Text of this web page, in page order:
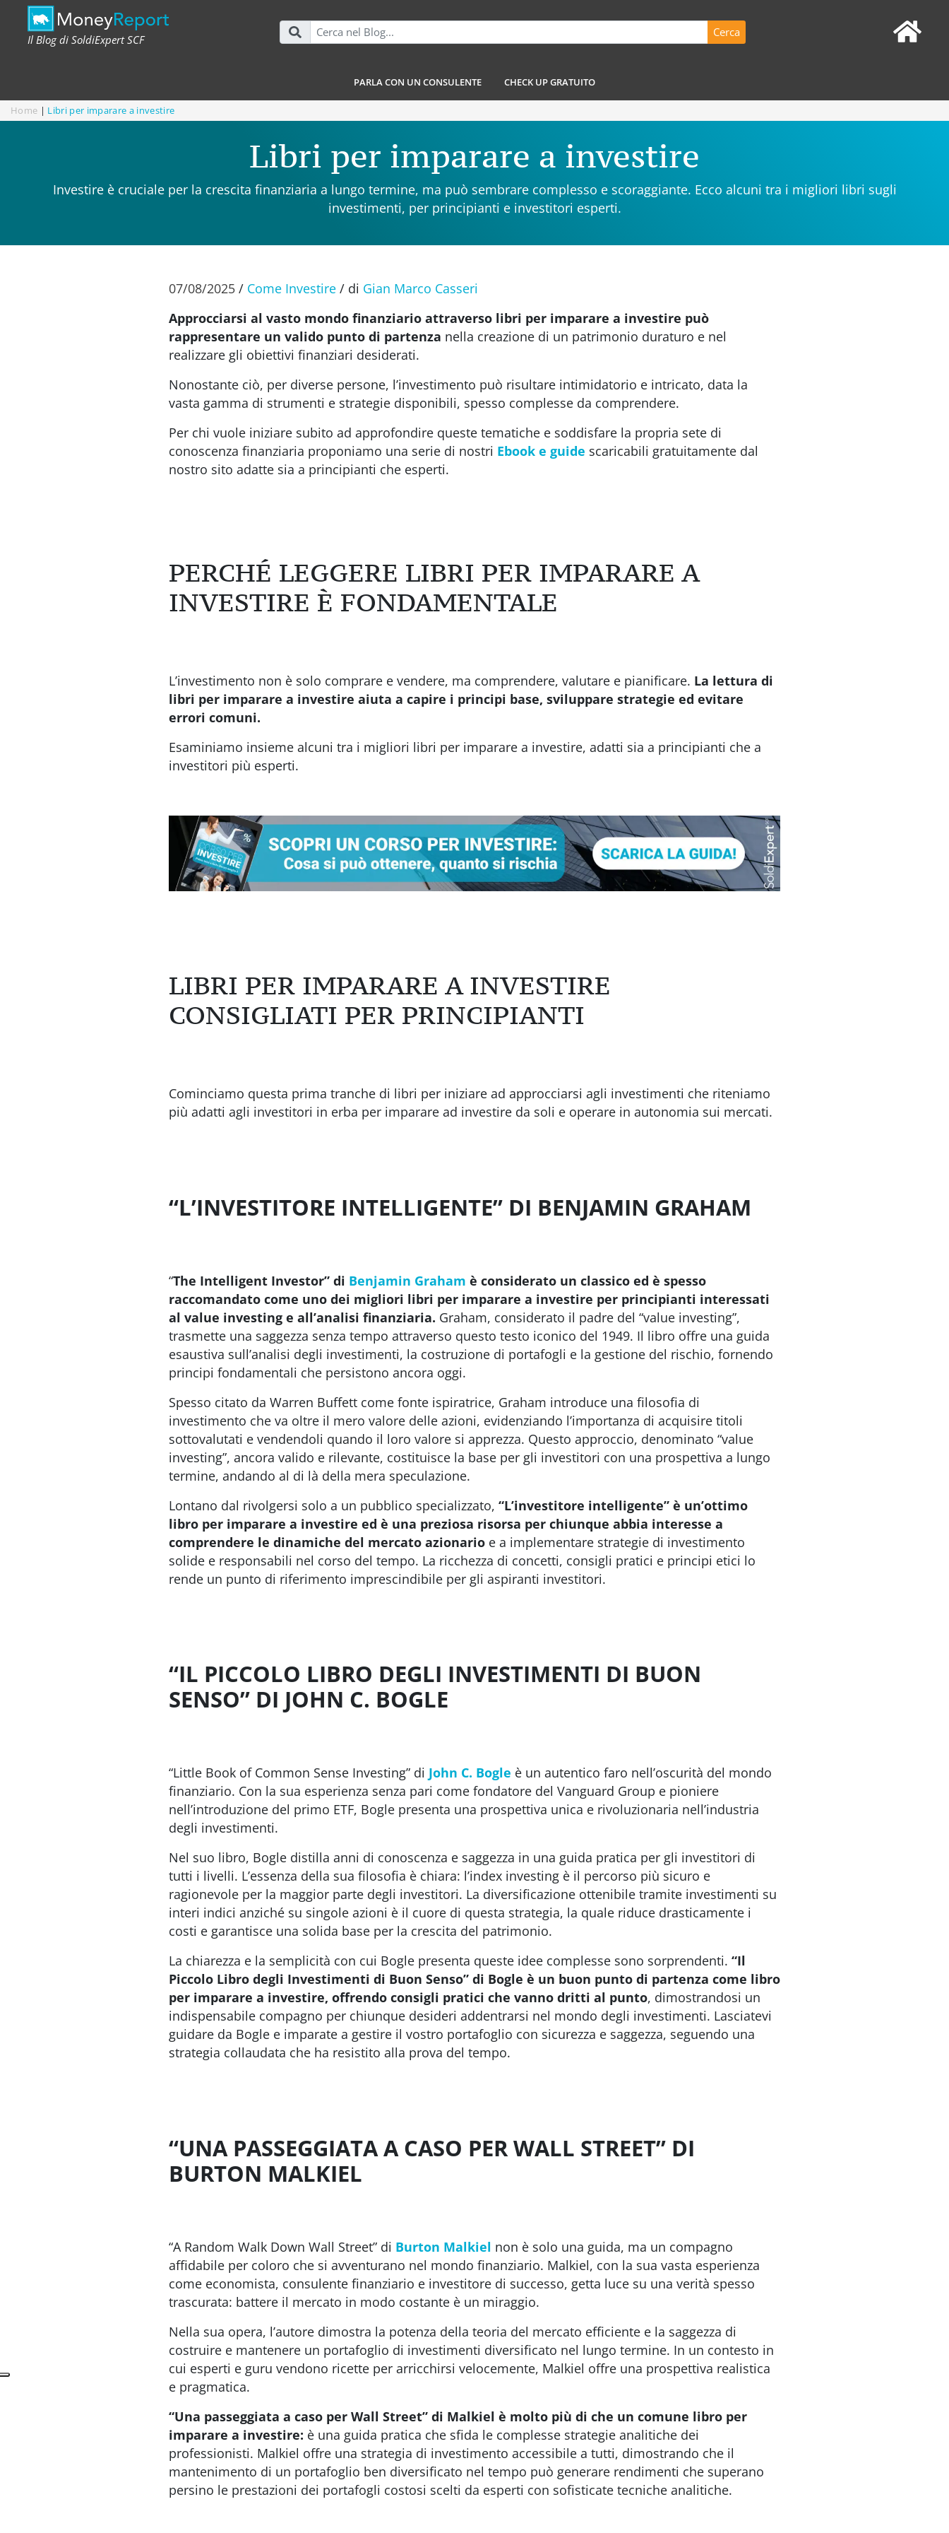
Il Blog di SoldiExpert SCF
PARLA CON UN CONSULENTE CHECK UP GRATUITO
Home | Libri per imparare a investire
Libri per imparare a investire
Investire è cruciale per la crescita finanziaria a lungo termine, ma può sembrare complesso e scoraggiante. Ecco alcuni tra i migliori libri sugli
investimenti, per principianti e investitori esperti.
07/08/2025 / Come Investire / di Gian Marco Casseri
Approcciarsi al vasto mondo finanziario attraverso libri per imparare a investire può
rappresentare un valido punto di partenza nella creazione di un patrimonio duraturo e nel
realizzare gli obiettivi finanziari desiderati.
Nonostante ciò, per diverse persone, l’investimento può risultare intimidatorio e intricato, data la
vasta gamma di strumenti e strategie disponibili, spesso complesse da comprendere.
Per chi vuole iniziare subito ad approfondire queste tematiche e soddisfare la propria sete di
conoscenza finanziaria proponiamo una serie di nostri Ebook e guide scaricabili gratuitamente dal
nostro sito adatte sia a principianti che esperti.
PERCHÉ LEGGERE LIBRI PER IMPARARE A
INVESTIRE È FONDAMENTALE
L’investimento non è solo comprare e vendere, ma comprendere, valutare e pianificare. La lettura di
libri per imparare a investire aiuta a capire i principi base, sviluppare strategie ed evitare
errori comuni.
Esaminiamo insieme alcuni tra i migliori libri per imparare a investire, adatti sia a principianti che a
investitori più esperti.
LIBRI PER IMPARARE A INVESTIRE
CONSIGLIATI PER PRINCIPIANTI
Cominciamo questa prima tranche di libri per iniziare ad approcciarsi agli investimenti che riteniamo
più adatti agli investitori in erba per imparare ad investire da soli e operare in autonomia sui mercati.
“L’INVESTITORE INTELLIGENTE” DI BENJAMIN GRAHAM
“The Intelligent Investor” di Benjamin Graham è considerato un classico ed è spesso
raccomandato come uno dei migliori libri per imparare a investire per principianti interessati
al value investing e all’analisi finanziaria. Graham, considerato il padre del “value investing”,
trasmette una saggezza senza tempo attraverso questo testo iconico del 1949. Il libro offre una guida
esaustiva sull’analisi degli investimenti, la costruzione di portafogli e la gestione del rischio, fornendo
principi fondamentali che persistono ancora oggi.
Spesso citato da Warren Buffett come fonte ispiratrice, Graham introduce una filosofia di
investimento che va oltre il mero valore delle azioni, evidenziando l’importanza di acquisire titoli
sottovalutati e vendendoli quando il loro valore si apprezza. Questo approccio, denominato “value
investing”, ancora valido e rilevante, costituisce la base per gli investitori con una prospettiva a lungo
termine, andando al di là della mera speculazione.
Lontano dal rivolgersi solo a un pubblico specializzato, “L’investitore intelligente” è un’ottimo
libro per imparare a investire ed è una preziosa risorsa per chiunque abbia interesse a
comprendere le dinamiche del mercato azionario e a implementare strategie di investimento
solide e responsabili nel corso del tempo. La ricchezza di concetti, consigli pratici e principi etici lo
rende un punto di riferimento imprescindibile per gli aspiranti investitori.
“IL PICCOLO LIBRO DEGLI INVESTIMENTI DI BUON
SENSO” DI JOHN C. BOGLE
“Little Book of Common Sense Investing” di John C. Bogle è un autentico faro nell’oscurità del mondo
finanziario. Con la sua esperienza senza pari come fondatore del Vanguard Group e pioniere
nell’introduzione del primo ETF, Bogle presenta una prospettiva unica e rivoluzionaria nell’industria
degli investimenti.
Nel suo libro, Bogle distilla anni di conoscenza e saggezza in una guida pratica per gli investitori di
tutti i livelli. L’essenza della sua filosofia è chiara: l’index investing è il percorso più sicuro e
ragionevole per la maggior parte degli investitori. La diversificazione ottenibile tramite investimenti su
interi indici anziché su singole azioni è il cuore di questa strategia, la quale riduce drasticamente i
costi e garantisce una solida base per la crescita del patrimonio.
La chiarezza e la semplicità con cui Bogle presenta queste idee complesse sono sorprendenti. “Il
Piccolo Libro degli Investimenti di Buon Senso” di Bogle è un buon punto di partenza come libro
per imparare a investire, offrendo consigli pratici che vanno dritti al punto, dimostrandosi un
indispensabile compagno per chiunque desideri addentrarsi nel mondo degli investimenti. Lasciatevi
guidare da Bogle e imparate a gestire il vostro portafoglio con sicurezza e saggezza, seguendo una
strategia collaudata che ha resistito alla prova del tempo.
“UNA PASSEGGIATA A CASO PER WALL STREET” DI
BURTON MALKIEL
“A Random Walk Down Wall Street” di Burton Malkiel non è solo una guida, ma un compagno
affidabile per coloro che si avventurano nel mondo finanziario. Malkiel, con la sua vasta esperienza
come economista, consulente finanziario e investitore di successo, getta luce su una verità spesso
trascurata: battere il mercato in modo costante è un miraggio.
Nella sua opera, l’autore dimostra la potenza della teoria del mercato efficiente e la saggezza di
costruire e mantenere un portafoglio di investimenti diversificato nel lungo termine. In un contesto in
cui esperti e guru vendono ricette per arricchirsi velocemente, Malkiel offre una prospettiva realistica
e pragmatica.
“Una passeggiata a caso per Wall Street” di Malkiel è molto più di che un comune libro per
imparare a investire: è una guida pratica che sfida le complesse strategie analitiche dei
professionisti. Malkiel offre una strategia di investimento accessibile a tutti, dimostrando che il
mantenimento di un portafoglio ben diversificato nel tempo può generare rendimenti che superano
persino le prestazioni dei portafogli costosi scelti da esperti con sofisticate tecniche analitiche.